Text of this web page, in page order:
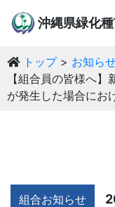
沖縄県緑化
トップ
お知ら
【組合員の皆様へ
が発生した場合にお
組合お知らせ